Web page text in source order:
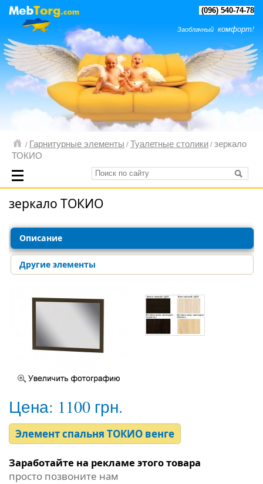
(096) 540-74-78
Заоблачный комфорт!
/ Гарнитурные элементы /Туалетные столики/зеркало
ТОКИО
зеркало ТОКИО
Описание
Другие элементы
Цена: 1100 грн.
Элемент спальня ТОКИО венге
Заработайте на рекламе этого товара
просто позвоните нам